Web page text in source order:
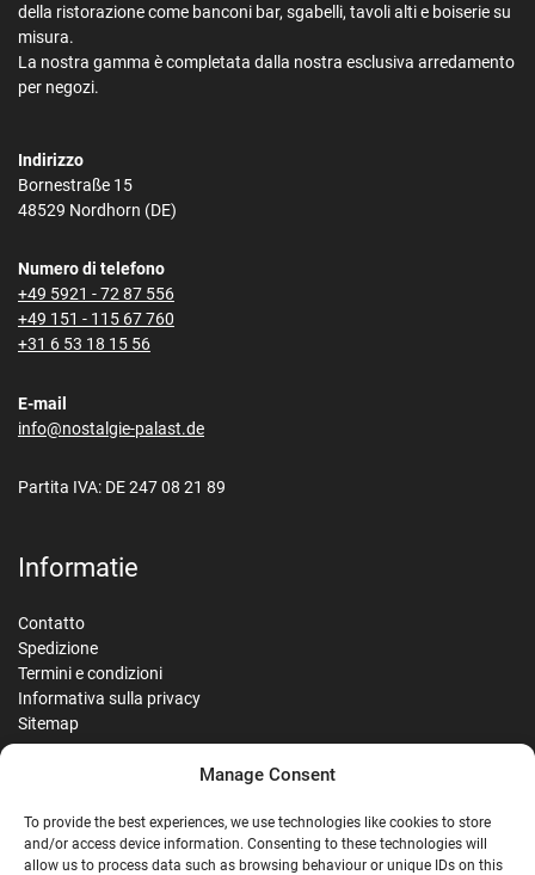
Manage Consent
To provide the best experiences, we use technologies like cookies to store
and/or access device information. Consenting to these technologies will
allow us to process data such as browsing behaviour or unique IDs on this
della ristorazione come banconi bar, sgabelli, tavoli alti e boiserie su
misura.
La nostra gamma è completata dalla nostra esclusiva arredamento
per negozi.
Indirizzo
Bornestraße 15
48529 Nordhorn (DE)
Numero di telefono
+49 5921 - 72 87 556
+49 151 - 115 67 760
+31 6 53 18 15 56
E-mail
info@nostalgie-palast.de
Partita IVA: DE 247 08 21 89
Informatie
Contatto
Spedizione
Termini e condizioni
Informativa sulla privacy
Sitemap